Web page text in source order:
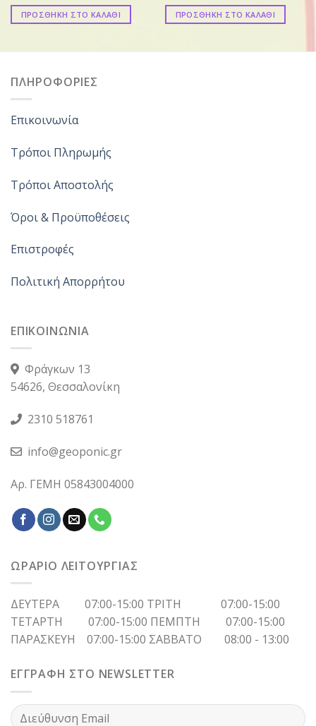
ΠΡΟΣΘΗΚΗ ΣΤΟ ΚΑΛΑΘΙ ΠΡΟΣΘΗΚΗ ΣΤΟ ΚΑΛΑΘΙ
ΠΛΗΡΟΦΟΡΙΕΣ
Επικοινωνία
Τρόποι Πληρωμής
Τρόποι Αποστολής
Όροι & Προϋποθέσεις
Επιστροφές
Πολιτική Απορρήτου
ΕΠΙΚΟΙΝΩΝΙΑ
Φράγκων 13
54626, Θεσσαλονίκη
2310 518761
info@geoponic.gr
Αρ. ΓΕΜΗ 05843004000
ΩΡΑΡΙΟ ΛΕΙΤΟΥΡΓΙΑΣ
ΔΕΥΤΕΡΑ 07:00-15:00 ΤΡΙΤΗ 07:00-15:00
ΤΕΤΑΡΤΗ 07:00-15:00 ΠΕΜΠΤΗ 07:00-15:00
ΠΑΡΑΣΚΕΥΗ 07:00-15:00 ΣΑΒΒΑΤΟ 08:00 - 13:00
ΕΓΓΡΑΦΗ ΣΤΟ NEWSLETTER